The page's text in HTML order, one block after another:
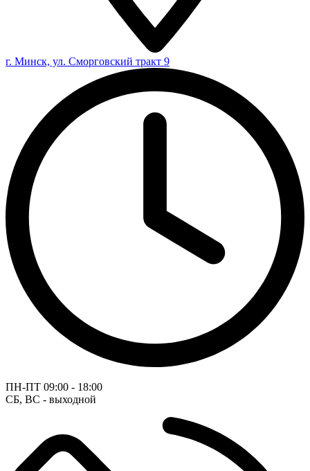
г. Минск, ул. Сморговский тракт 9
ПН-ПТ 09:00 - 18:00
СБ, ВС - выходной